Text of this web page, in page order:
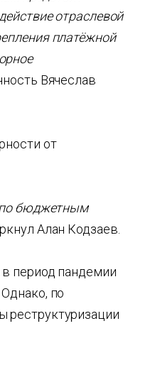
отраслевой
платёжной
Вячеслав
от
по бюджетным
Алан Кодзаев.
в период пандемии
по
реструктуризации